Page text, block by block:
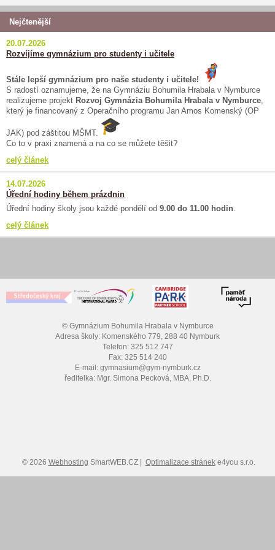
Nejčtenější
20.07.2026
Rozvíjíme gymnázium pro studenty i učitele
Stále lepší gymnázium pro naše studenty i učitele!
S radostí oznamujeme, že na Gymnáziu Bohumila Hrabala v Nymburce
realizujeme projekt Rozvoj Gymnázia Bohumila Hrabala v Nymburce,
který je financovaný z Operačního programu Jan Amos Komenský (OP
JAK) pod záštitou MŠMT.
Co to v praxi znamená a na co se můžete těšit?
celý článek
14.07.2026
Úřední hodiny během prázdnin
Úřední hodiny školy jsou každé pondělí od 9.00 do 11.00 hodin.
celý článek
© Gymnázium Bohumila Hrabala v Nymburce
Adresa školy: Komenského 779, 288 40 Nymburk
Telefon: 325 512 747
Fax: 325 514 240
E-mail: gymnasium@gym-nymburk.cz
ředitelka: Mgr. Simona Pecková, MBA, Ph.D.
© 2026 Webhosting SmartWEB.CZ | Optimalizace stráneke4you s.r.o.